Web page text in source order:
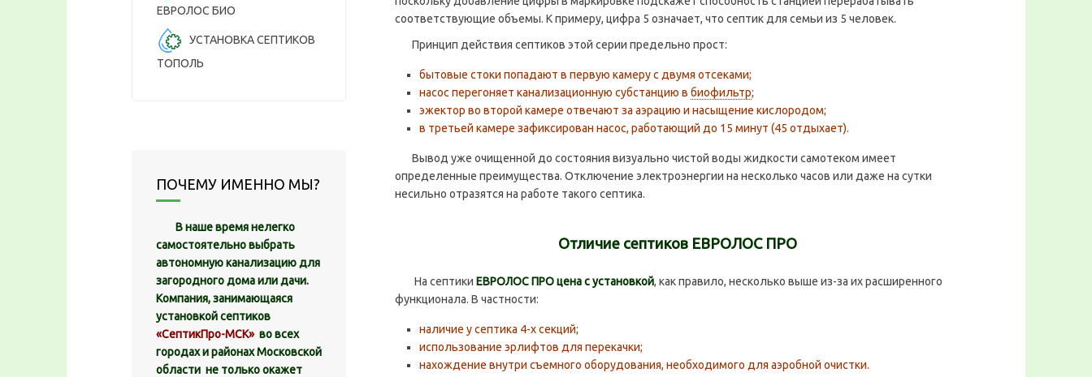
соответствующие объемы. К примеру, цифра 5 означает, что септик для семьи из 5 человек.
Принцип действия септиков этой серии предельно прост:
бытовые стоки попадают в первую камеру с двумя отсеками;
насос перегоняет канализационную субстанцию в биофильтр;
эжектор во второй камере отвечают за аэрацию и насыщение кислородом;
в третьей камере зафиксирован насос, работающий до 15 минут (45 отдыхает).
Вывод уже очищенной до состояния визуально чистой воды жидкости самотеком имеет
определенные преимущества. Отключение электроэнергии на несколько часов или даже на сутки
несильно отразятся на работе такого септика.
Отличие септиков ЕВРОЛОС ПРО
На септики ЕВРОЛОС ПРО цена с установкой, как правило, несколько выше из-за их расширенного
функционала. В частности:
наличие у септика 4-х секций;
использование эрлифтов для перекачки;
нахождение внутри съемного оборудования, необходимого для аэробной очистки.
ЕВРОЛОС БИО
УСТАНОВКА СЕПТИКОВ
ТОПОЛЬ
ПОЧЕМУ ИМЕННО МЫ?
В наше время нелегко
самостоятельно выбрать
автономную канализацию для
загородного дома или дачи.
Компания, занимающаяся
установкой септиков
«СептикПро-МСК» во всех
городах и районах Московской
области не только окажет